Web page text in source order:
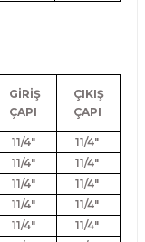
GİRİŞ
ÇAPI
ÇIKIŞ
ÇAPI
11/4"
11/4"
11/4"
11/4"
11/4"
11/4"
11/4"
11/4"
11/4"
11/4"